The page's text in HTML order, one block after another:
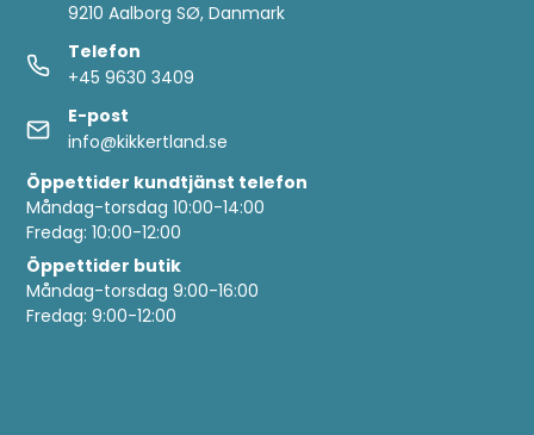
9210 Aalborg SØ, Danmark
Telefon
+45 9630 3409
E-post
info@kikkertland.se
Öppettider kundtjänst telefon
Måndag-torsdag 10:00-14:00
Fredag: 10:00-12:00
Öppettider butik
Måndag-torsdag 9:00-16:00
Fredag: 9:00-12:00